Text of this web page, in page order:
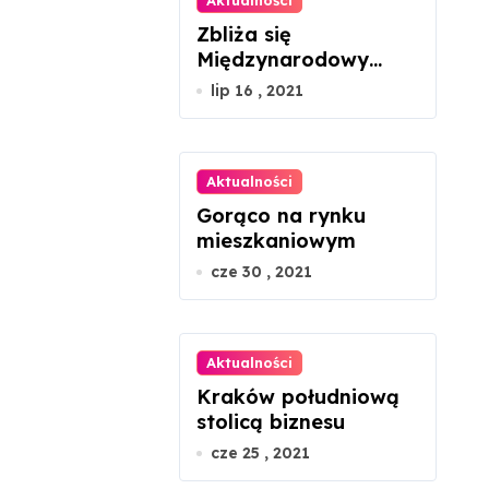
Zbliża się
Międzynarodowy
Dzień Szachów
lip 16 , 2021
Aktualności
Gorąco na rynku
mieszkaniowym
cze 30 , 2021
Aktualności
Kraków południową
stolicą biznesu
cze 25 , 2021